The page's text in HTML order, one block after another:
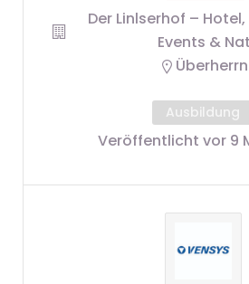
Der Linlserhof –
Events &
Überherrn
Ausbildung
Veröffentlicht vor 9